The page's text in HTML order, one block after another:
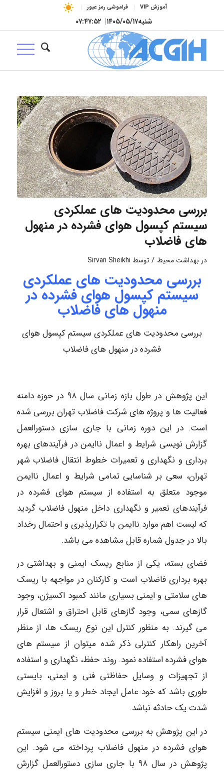
آموزش VIP فراموشی رمز عبور
شنبه۱۴۰۵/۰۵/۱۷| ۰۷:۴۷:۵۳
بررسی محدودیت های عملکردی
سیستم کپسول هوای فشرده در منهول
های فاضلاب
در بهداشت محیط / توسط Sirvan Sheikhi
بررسی محدودیت های عملکردی
سیستم کپسول هوای فشرده در
منهول های فاضلاب
بررسی محدودیت های عملکردی سیستم کپسول هوای
فشرده در منهول های فاضلاب
این پژوهش در طول بازه زمانی سال ۹۸ در حوزه دامنه
فعالیت ها و پروژه های شرکت فاضلاب تهران بررسی شده
است. در این دوره زمانی با جاری سازی دستورالعمل
گزارش نویسی شرایط و اعمال ناایمن در فرآیندهای بهره
برداری و نگهداری و تعمیرات خطوط انتقال فاضلاب شهر
تهران، سعی بر شناسایی تمامی شرایط و اعمال ناایمن
موجود متعلق به استفاده از سیستم هوای فشرده در
فرآیندهای تعمیر و نگهداری داخل منهول فاضلاب گردید
که لیست اهم موارد ناایمن با تکرارپذیری و احتمال رخداد
بالا در جدول شماره قابل مشاهده می باشد.
فضای بسته، یکی از منابع ریسک ایمنی و بهداشتی در
بهره برداری فاضلاب است و کارکنان در مواجهه با ریسک
های سلامتی و ایمنی بسیاری مانند کمبود اکسیژن، وجود
گازهای سمی، وجود گازهای قابل احتراق و اشتعال قرار
می گیرند. به منظور کنترل این نوع ریسک ها، از منظر
آخرین راهکار کنترلی ذکر شده میتوان از سیستم های
هوای فشرده استفاده نمود. روند حفظ، نگهداری و استفاده
از تجهیزات و وسایل حفاظتی فنی و ایمنی، بایستی
طوری باشد که خود عامل ایجاد خطر و یا بروز و افزایش
شدت یک حادثه نباشد.
در این پژوهش به بررسی محدودیت های ایمنی سیستم
هوای فشرده در منهول فاضلاب پرداخته می شود. این
پژوهش در سال ۹۸ با جاری سازی دستورالعمل گزارش